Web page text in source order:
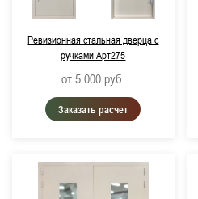
Ревизионная стальная дверца с
ручками Арт275
от 5 000 руб.
Заказать расчет